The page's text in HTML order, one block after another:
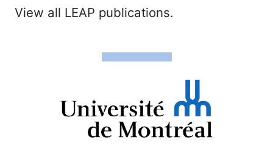
View all LEAP publications.